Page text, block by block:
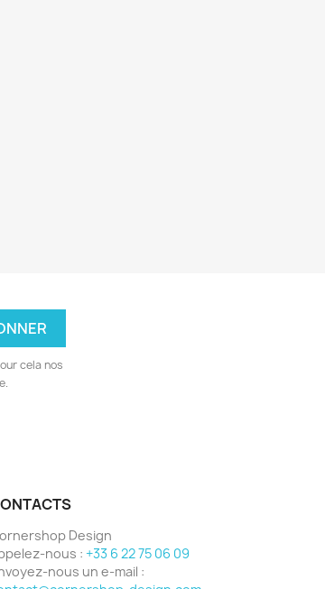
cela nos
Design
nous : +33 6 22 75 06 09
nous un e-mail :